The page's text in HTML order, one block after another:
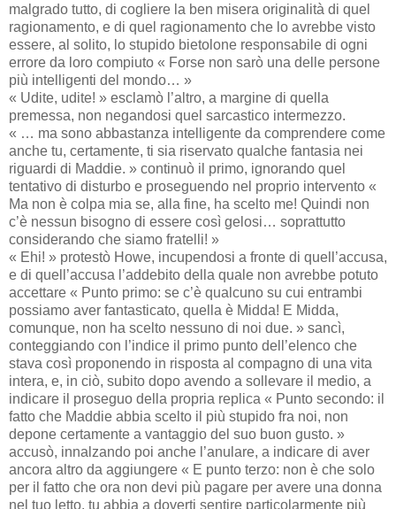
malgrado tutto, di cogliere la ben misera originalità di quel
ragionamento, e di quel ragionamento che lo avrebbe visto
essere, al solito, lo stupido bietolone responsabile di ogni
errore da loro compiuto « Forse non sarò una delle persone
più intelligenti del mondo… »
« Udite, udite! » esclamò l’altro, a margine di quella
premessa, non negandosi quel sarcastico intermezzo.
« … ma sono abbastanza intelligente da comprendere come
anche tu, certamente, ti sia riservato qualche fantasia nei
riguardi di Maddie. » continuò il primo, ignorando quel
tentativo di disturbo e proseguendo nel proprio intervento «
Ma non è colpa mia se, alla fine, ha scelto me! Quindi non
c’è nessun bisogno di essere così gelosi… soprattutto
considerando che siamo fratelli! »
« Ehi! » protestò Howe, incupendosi a fronte di quell’accusa,
e di quell’accusa l’addebito della quale non avrebbe potuto
accettare « Punto primo: se c’è qualcuno su cui entrambi
possiamo aver fantasticato, quella è Midda! E Midda,
comunque, non ha scelto nessuno di noi due. » sancì,
conteggiando con l’indice il primo punto dell’elenco che
stava così proponendo in risposta al compagno di una vita
intera, e, in ciò, subito dopo avendo a sollevare il medio, a
indicare il proseguo della propria replica « Punto secondo: il
fatto che Maddie abbia scelto il più stupido fra noi, non
depone certamente a vantaggio del suo buon gusto. »
accusò, innalzando poi anche l’anulare, a indicare di aver
ancora altro da aggiungere « E punto terzo: non è che solo
per il fatto che ora non devi più pagare per avere una donna
nel tuo letto, tu abbia a doverti sentire particolarmente più